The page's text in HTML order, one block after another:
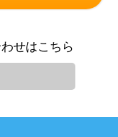
せはこちら